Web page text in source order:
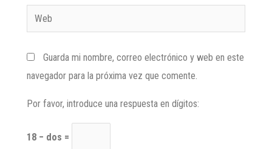
Guarda mi nombre, correo electrónico y web en este
navegador para la próxima vez que comente.
Por favor, introduce una respuesta en dígitos:
18 − dos =